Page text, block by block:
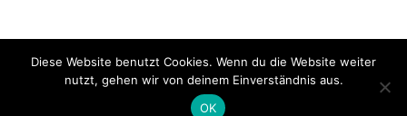
Datenschutz Stolz präsentiert von WordPress
Diese Website benutzt Cookies. Wenn du die Website weiter
nutzt, gehen wir von deinem Einverständnis aus.
OK